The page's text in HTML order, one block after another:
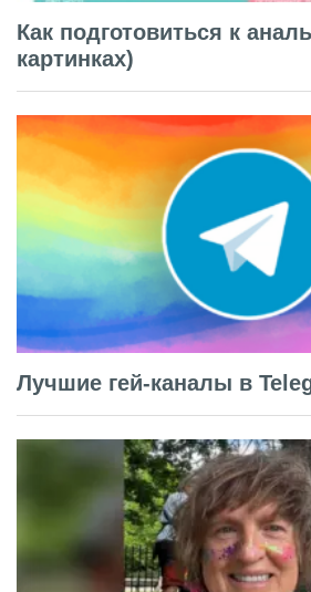
Как подготовиться к
картинках)
Лучшие гей-каналы в